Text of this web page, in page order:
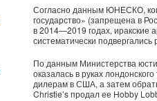
Согласно данным ЮНЕСКО,
государство» (запрещена в
в 2014—2019 годах, иракские
систематически подвергались
По данным Министерства
оказалась в руках
дилерам в США, а затем
Christie’s продал ее Hobby